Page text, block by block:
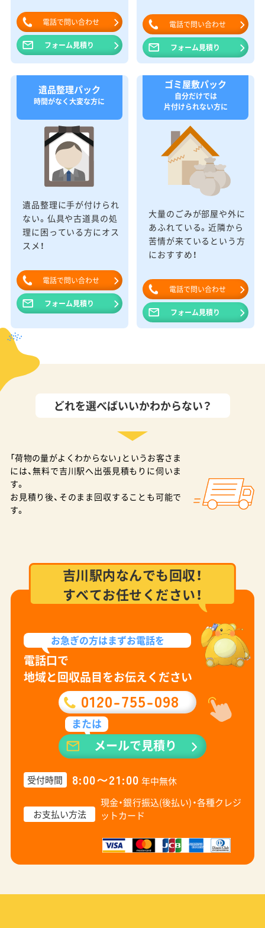
電話で問い合わせ
フォーム見積り
電話で問い合わせ
フォーム見積り
遺品整理パック
時間がなく大変な方に
遺品整理に手が付けられ
ない。仏具や古道具の処
理に困っている方にオス
スメ！
電話で問い合わせ
フォーム見積り
ゴミ屋敷パック
自分だけでは
片付けられない方に
大量のごみが部屋や外に
あふれている。近隣から
苦情が来ているという方
におすすめ！
電話で問い合わせ
フォーム見積り
どれを選べばいいかわからない？
「荷物の量がよくわからない」というお客さま
には、無料で吉川駅へ出張見積もりに伺いま
す。
お見積り後、そのまま回収することも可能で
す。
吉川駅内なんでも回収！
すべてお任せください！
お急ぎの方はまずお電話を
電話口で
地域と回収品目をお伝えください
0120-755-098
または
メールで見積り
受付時間 8:00〜21:00 年中無休
お支払い方法
現金・銀行振込(後払い)・各種クレジ
ットカード